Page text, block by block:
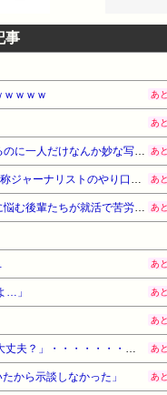
事
ｗｗｗ あ
あ
出会い系アプリをいじっていたら、皆はっちゃけた写真とかキメ顔とかを載せてるのに一人だけなんか妙な写真の男性を発見。よくよくその写真を見てみると…!! あ
「すぐバレるデマを投稿した理由はこれか」と拡散元の”賢さ”に批判が殺到中、自称ジャーナリストのやり口というのが…… あ
ノーメイクが非常識という価値観が変わっていってほしい。私と同じ体質で化粧に悩む後輩たちが就活で苦労しないような社会になればいいのに あ
あ
…」 あ
あ
【衝撃】小学生姫ギャルモデル・りりぴさん（12）、最新の姿に「痩せすぎ」「大丈夫？」・・・・・・・・・ あ
から示談しなかった」 あ